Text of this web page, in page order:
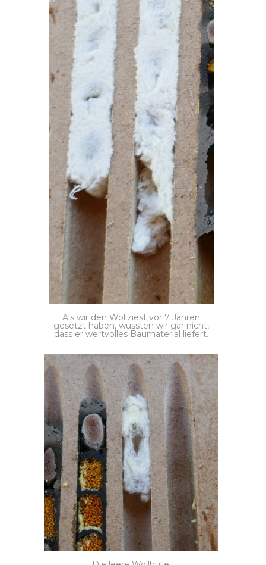
Als wir den Wollziest vor 7 Jahren
gesetzt haben, wussten wir gar nicht,
dass er wertvolles Baumaterial liefert.